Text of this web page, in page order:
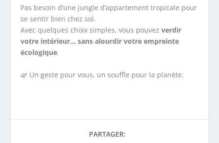
Pas besoin d’une jungle d’appartement tropicale pour
se sentir bien chez soi.
Avec quelques choix simples, vous pouvezverdir
votre intérieur… sans alourdir votre empreinte
écologique.
🌿 Un geste pour vous, un souffle pour la planète.
PARTAGER: